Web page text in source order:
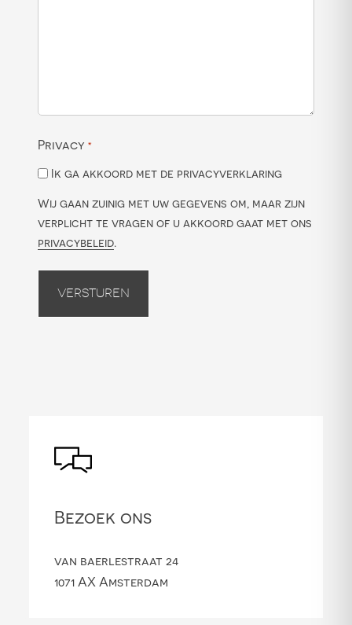
Privacy *
Ik ga akkoord met de privacyverklaring
Wij gaan zuinig met uw gegevens om, maar zijn
verplicht te vragen of u akkoord gaat met ons
privacybeleid.
Versturen
Bezoek ons
van baerlestraat 24
1071 AX Amsterdam